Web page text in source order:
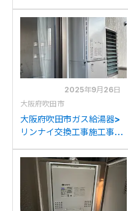
2050SARXからノーリツ
GT-C2072SAR BLへの交
2025年9月26日
大阪府吹田市
大阪府吹田市ガス給湯器>
リンナイ交換工事施工事
V2403SAW2-6(B)からリ
ンナイRUFH-
E2408SAW2-3(A)への交
換